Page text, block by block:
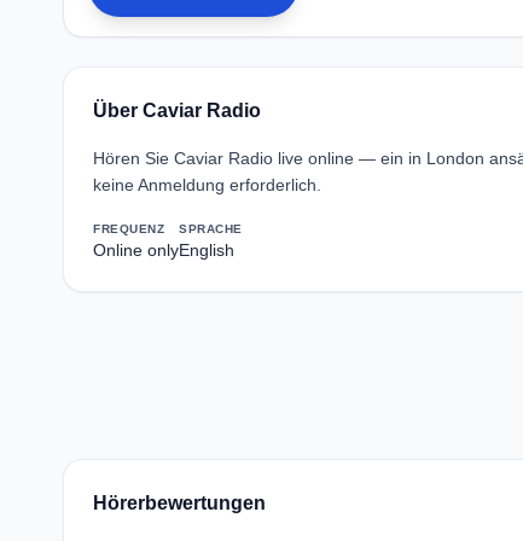
Über Caviar Radio
Hören Sie Caviar Radio live online — ein in London
keine Anmeldung erforderlich.
FREQUENZ
Online only
SPRACHE
English
Hörerbewertungen